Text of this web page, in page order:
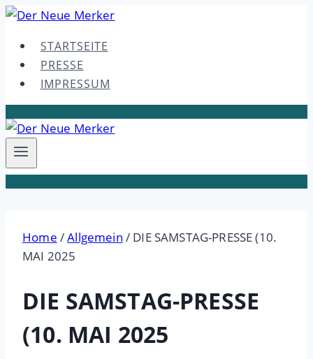
Skip
contentSTARTSEITE
PRESSE
IMPRESSUM
Home /Allgemein / DIE SAMSTAG-PRESSE (10.
MAI 2025
DIE SAMSTAG-PRESSE
(10. MAI 2025